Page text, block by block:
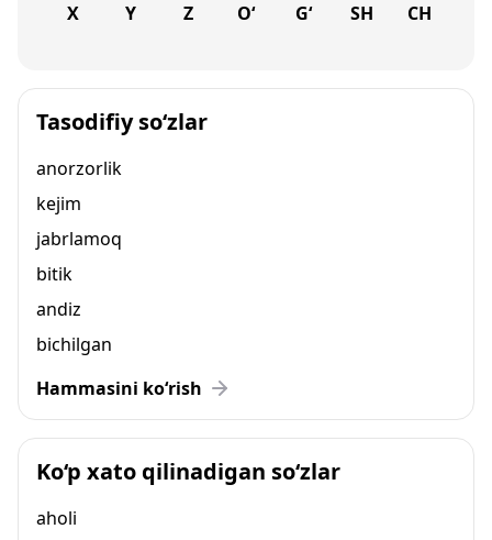
X Y Z O‘ G‘ SH CH
Tasodifiy so‘zlar
anorzorlik
kejim
jabrlamoq
bitik
andiz
bichilgan
Hammasini ko‘rish
Ko‘p xato qilinadigan so‘zlar
aholi